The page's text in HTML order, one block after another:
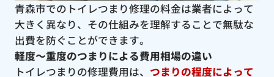
青森市でのトイレつまり修理の料金は業者によって
大きく異なり、その仕組みを理解することで無駄な
出費を防ぐことができます。
軽度〜重度のつまりによる費用相場の違い
トイレつまりの修理費用は、 つまりの程度によって